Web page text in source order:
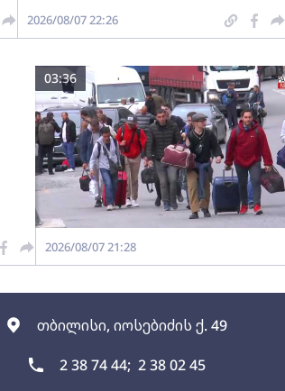
თბილისი, იოსებიძის ქ. 49
2 38 74 44; 2 38 02 45
2026/08/07 22:26
03:36
2026/08/07 21:28